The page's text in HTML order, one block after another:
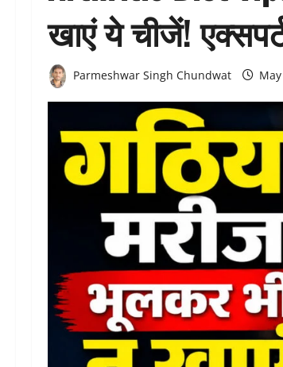
खाएं ये चीजें!
Parmeshwar Singh Chundwat